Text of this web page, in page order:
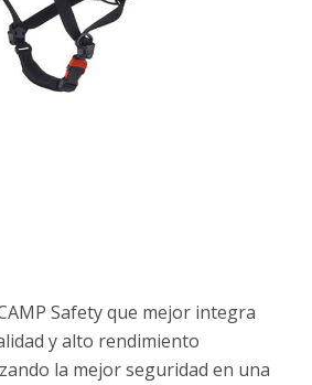
Safety que mejor integra
y alto rendimiento
la mejor seguridad en una